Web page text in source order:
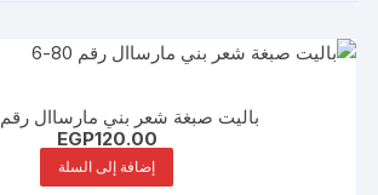
باليت صبغة شعر بني مارساال رقم 80-6
EGP120.00
إضافة إلى السلة